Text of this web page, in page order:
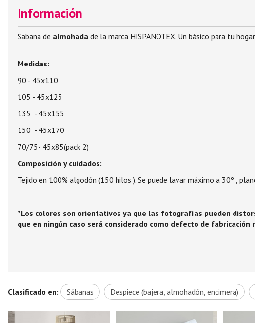
Información
Sabana de almohada de la marca HISPANOTEX. Un básico para tu
Medidas:
90 - 45x110
105 - 45x125
135 - 45x155
150 - 45x170
70/75- 45x85(pack 2)
Composición y cuidados:
Tejido en 100% algodón (150 hilos ). Se puede lavar máximo a 30º ,
*Los colores son orientativos ya que las fotografías pueden
que en ningún caso será considerado como defecto de fabricación
Clasificado en: Sábanas Despiece (bajera, almohadón, encimera)